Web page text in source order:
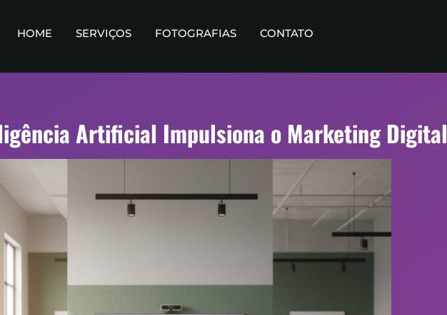
HOME SERVIÇOS FOTOGRAFIAS CONTATO
Artificial Impulsiona o Marketing Digital